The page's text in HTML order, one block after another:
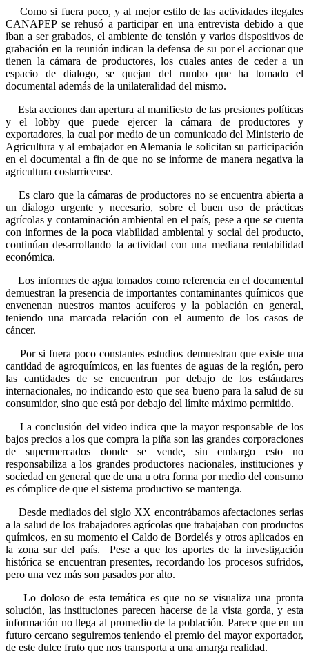
Como si fuera poco, y al mejor estilo de las actividades ilegales
CANAPEP se rehusó a participar en una entrevista debido a que
iban a ser grabados, el ambiente de tensión y varios dispositivos de
grabación en la reunión indican la defensa de su por el accionar que
tienen la cámara de productores, los cuales antes de ceder a un
espacio de dialogo, se quejan del rumbo que ha tomado el
documental además de la unilateralidad del mismo.
Esta acciones dan apertura al manifiesto de las presiones políticas
y el lobby que puede ejercer la cámara de productores y
exportadores, la cual por medio de un comunicado del Ministerio de
Agricultura y al embajador en Alemania le solicitan su participación
en el documental a fin de que no se informe de manera negativa la
agricultura costarricense.
Es claro que la cámaras de productores no se encuentra abierta a
un dialogo urgente y necesario, sobre el buen uso de prácticas
agrícolas y contaminación ambiental en el país, pese a que se cuenta
con informes de la poca viabilidad ambiental y social del producto,
continúan desarrollando la actividad con una mediana rentabilidad
económica.
Los informes de agua tomados como referencia en el documental
demuestran la presencia de importantes contaminantes químicos que
envenenan nuestros mantos acuíferos y la población en general,
teniendo una marcada relación con el aumento de los casos de
cáncer.
Por si fuera poco constantes estudios demuestran que existe una
cantidad de agroquímicos, en las fuentes de aguas de la región, pero
las cantidades de se encuentran por debajo de los estándares
internacionales, no indicando esto que sea bueno para la salud de su
consumidor, sino que está por debajo del límite máximo permitido.
La conclusión del video indica que la mayor responsable de los
bajos precios a los que compra la piña son las grandes corporaciones
de supermercados donde se vende, sin embargo esto no
responsabiliza a los grandes productores nacionales, instituciones y
sociedad en general que de una u otra forma por medio del consumo
es cómplice de que el sistema productivo se mantenga.
Desde mediados del siglo XX encontrábamos afectaciones serias
a la salud de los trabajadores agrícolas que trabajaban con productos
químicos, en su momento el Caldo de Bordelés y otros aplicados en
la zona sur del país. Pese a que los aportes de la investigación
histórica se encuentran presentes, recordando los procesos sufridos,
pero una vez más son pasados por alto.
Lo doloso de esta temática es que no se visualiza una pronta
solución, las instituciones parecen hacerse de la vista gorda, y esta
información no llega al promedio de la población. Parece que en un
futuro cercano seguiremos teniendo el premio del mayor exportador,
de este dulce fruto que nos transporta a una amarga realidad.